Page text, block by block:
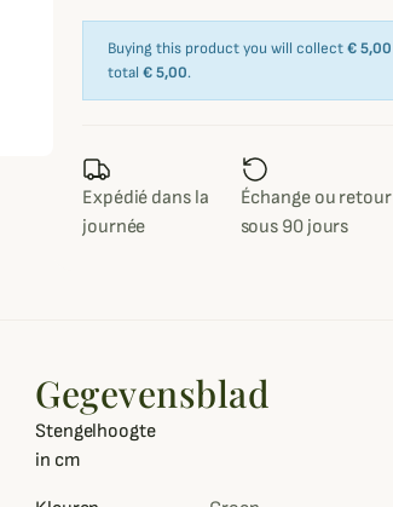
Buying this product you will collect€ 5,00
total € 5,00.
Expédié dans la
journée
Échange ou retour
sous 90 jours
Gegevensblad
Stengelhoogte
in cm